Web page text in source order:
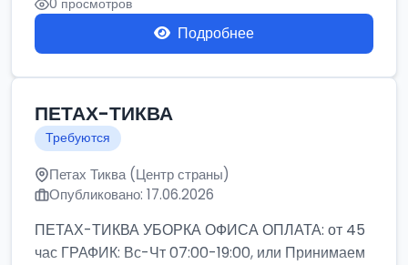
0 просмотров
Подробнее
ПЕТАХ-ТИКВА
Требуются
Петах Тиква (Центр страны)
Опубликовано: 17.06.2026
ПЕТАХ-ТИКВА УБОРКА ОФИСА ОПЛАТА: от 45
час ГРАФИК: Вс-Чт 07:00-19:00, или Принимаем